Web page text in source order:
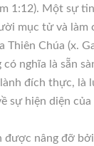
1:12). Một sự
mục tử và
Thiên Chúa (x.
nghĩa là sẵn
đích thực, là
sự hiện diện của
được nâng đỡ